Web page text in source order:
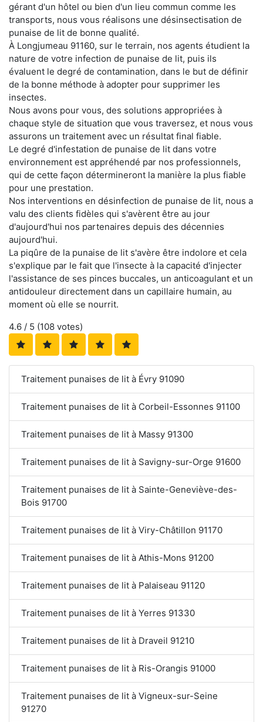
gérant d'un hôtel ou bien d'un lieu commun comme les
transports, nous vous réalisons une désinsectisation de
punaise de lit de bonne qualité.
À Longjumeau 91160, sur le terrain, nos agents étudient la
nature de votre infection de punaise de lit, puis ils
évaluent le degré de contamination, dans le but de définir
de la bonne méthode à adopter pour supprimer les
insectes.
Nous avons pour vous, des solutions appropriées à
chaque style de situation que vous traversez, et nous vous
assurons un traitement avec un résultat final fiable.
Le degré d'infestation de punaise de lit dans votre
environnement est appréhendé par nos professionnels,
qui de cette façon détermineront la manière la plus fiable
pour une prestation.
Nos interventions en désinfection de punaise de lit, nous a
valu des clients fidèles qui s'avèrent être au jour
d'aujourd'hui nos partenaires depuis des décennies
aujourd'hui.
La piqûre de la punaise de lit s'avère être indolore et cela
s'explique par le fait que l'insecte à la capacité d'injecter
l'assistance de ses pinces buccales, un anticoagulant et un
antidouleur directement dans un capillaire humain, au
moment où elle se nourrit.
4.6 / 5 (108 votes)
Traitement punaises de lit à Évry 91090
Traitement punaises de lit à Corbeil-Essonnes 91100
Traitement punaises de lit à Massy 91300
Traitement punaises de lit à Savigny-sur-Orge 91600
Traitement punaises de lit à Sainte-Geneviève-des-
Bois 91700
Traitement punaises de lit à Viry-Châtillon 91170
Traitement punaises de lit à Athis-Mons 91200
Traitement punaises de lit à Palaiseau 91120
Traitement punaises de lit à Yerres 91330
Traitement punaises de lit à Draveil 91210
Traitement punaises de lit à Ris-Orangis 91000
Traitement punaises de lit à Vigneux-sur-Seine
91270